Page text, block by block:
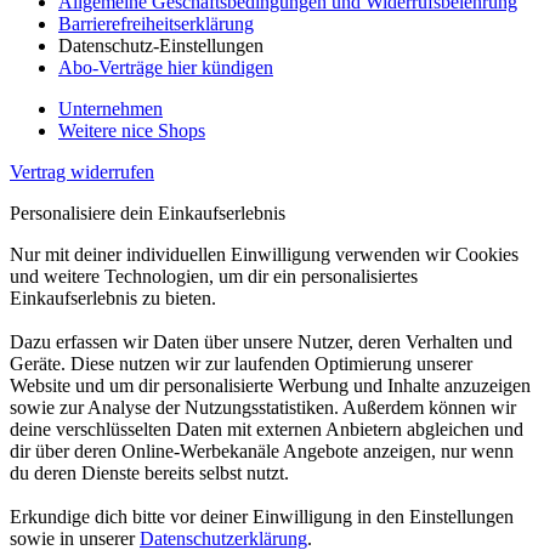
Barrierefreiheitserklärung
Datenschutz-Einstellungen
Abo-Verträge hier kündigen
Unternehmen
Weitere nice Shops
Vertrag widerrufen
Personalisiere dein Einkaufserlebnis
Nur mit deiner individuellen Einwilligung verwenden wir Cookies
und weitere Technologien, um dir ein personalisiertes
Einkaufserlebnis zu bieten.
Dazu erfassen wir Daten über unsere Nutzer, deren Verhalten und
Geräte. Diese nutzen wir zur laufenden Optimierung unserer
Website und um dir personalisierte Werbung und Inhalte anzuzeigen
sowie zur Analyse der Nutzungsstatistiken. Außerdem können wir
deine verschlüsselten Daten mit externen Anbietern abgleichen und
dir über deren Online-Werbekanäle Angebote anzeigen, nur wenn
du deren Dienste bereits selbst nutzt.
Erkundige dich bitte vor deiner Einwilligung in den Einstellungen
sowie in unsererDatenschutzerklärung.